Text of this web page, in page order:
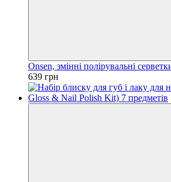
Onsen, змінні полірувальні
639 грн